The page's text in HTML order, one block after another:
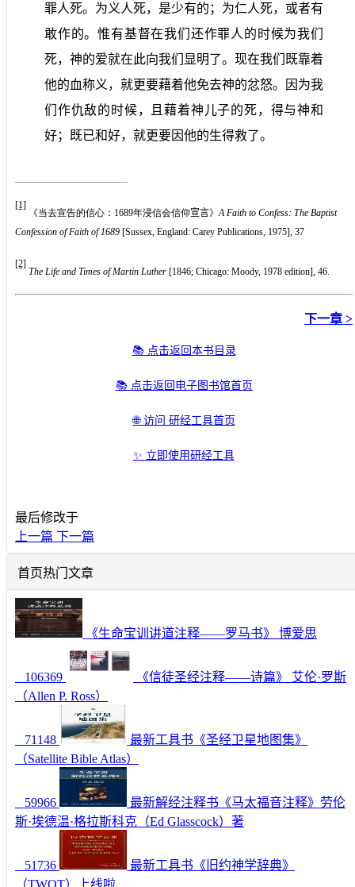
罪人死。为义人死，是少有的；为仁人死，或者有
敢作的。惟有基督在我们还作罪人的时候为我们
死，神的爱就在此向我们显明了。现在我们既靠着
他的血称义，就更要藉着他免去神的忿怒。因为我
们作仇敌的时候，且藉着神儿子的死，得与神和
好；既已和好，就更要因他的生得救了。
[1]
《当去宣告的信心： 1689年浸信会信仰宣言》A Faith to Confess: The Baptist
Confession of Faith of 1689 [Sussex, England: Carey Publications, 1975], 37
[2]
The Life and Times of Martin Luther [1846; Chicago: Moody, 1978 edition], 46.
下一章 >
📚点击返回本书目录
📚 点击返回电子图书馆首页
🌐 访问 研经工具首页
✨ 立即使用研经工具
最后修改于
上一篇 下一篇
首页热门文章
《生命宝训讲道注释——罗马书》 博爱思
106369
《信徒圣经注释——诗篇》 艾伦·罗斯
（Allen P. Ross）
71148
最新工具书《圣经卫星地图集》
（Satellite Bible Atlas）
59966
最新解经注释书《马太福音注释》劳伦
斯·埃德温·格拉斯科克（Ed Glasscock）著
51736
最新工具书《旧约神学辞典》
（TWOT）上线啦